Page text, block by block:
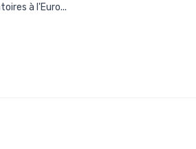
à l'Euro...